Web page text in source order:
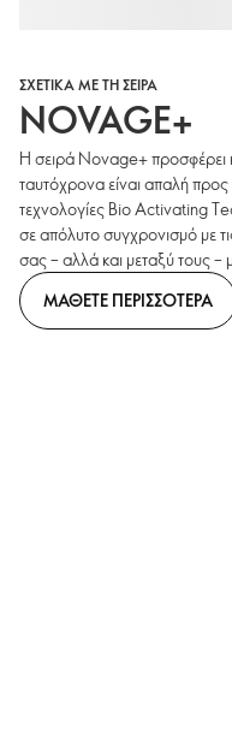
ΣΧΕΤΙΚΑ ΜΕ ΤΗ ΣΕΙΡΑ
NOVAGE+
Η σειρά Novage+ προσφέρει
ταυτόχρονα είναι απαλή
τεχνολογίες Bio Activating
σε απόλυτο συγχρονισμό με
σας – αλλά και μεταξύ τους –
ΜΑΘΕΤΕ ΠΕΡΙΣΣΟΤΕΡΑ